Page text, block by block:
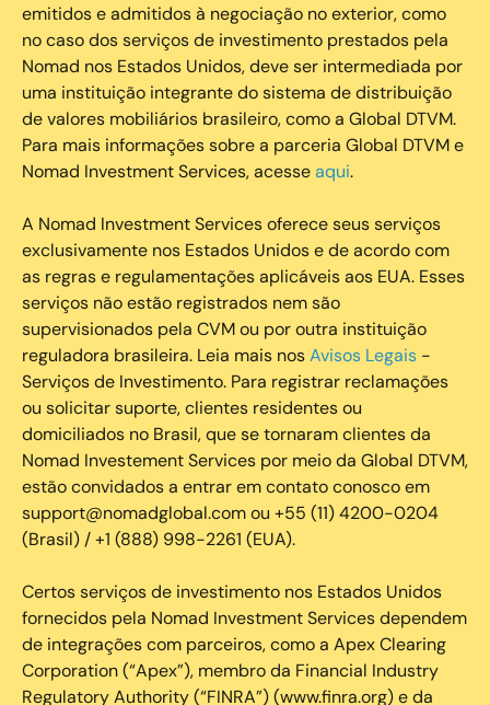
emitidos e admitidos à negociação no exterior, como
no caso dos serviços de investimento prestados pela
Nomad nos Estados Unidos, deve ser intermediada por
uma instituição integrante do sistema de distribuição
de valores mobiliários brasileiro, como a Global DTVM.
Para mais informações sobre a parceria Global DTVM e
Nomad Investment Services, acesseaqui.
A Nomad Investment Services oferece seus serviços
exclusivamente nos Estados Unidos e de acordo com
as regras e regulamentações aplicáveis aos EUA. Esses
serviços não estão registrados nem são
supervisionados pela CVM ou por outra instituição
reguladora brasileira. Leia mais nosAvisos Legais -
Serviços de Investimento. Para registrar reclamações
ou solicitar suporte, clientes residentes ou
domiciliados no Brasil, que se tornaram clientes da
Nomad Investement Services por meio da Global DTVM,
estão convidados a entrar em contato conosco em
support@nomadglobal.com ou +55 (11) 4200-0204
(Brasil) / +1 (888) 998-2261 (EUA).
Certos serviços de investimento nos Estados Unidos
fornecidos pela Nomad Investment Services dependem
de integrações com parceiros, como a Apex Clearing
Corporation (“Apex”), membro da Financial Industry
Regulatory Authority (“FINRA”) (www.finra.org) e da